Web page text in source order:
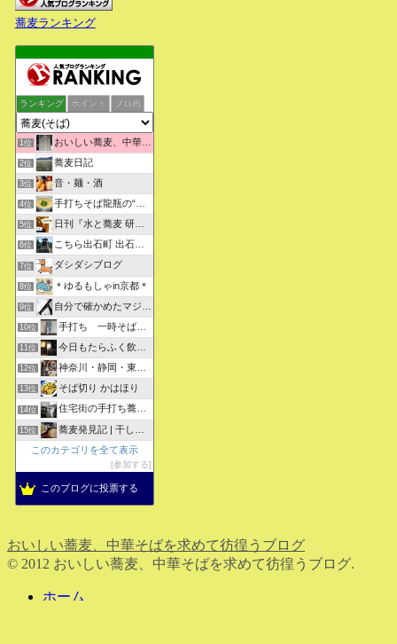
蕎麦ランキング
ランキング ポイント ブロ画
1位 おいしい蕎麦、中華そばを求めて彷徨うブログ
2位 蕎麦日記
3位 音・麺・酒
4位 手打ちそば龍瓶の“いつも心に太陽を”
5位 日刊『水と蕎麦 研究図鑑』
6位 こちら出石町 出石そばの「田中屋食品製造部」
7位 ダシダシブログ
8位 ＊ゆるもしゃin京都＊
9位 自分で確かめたマジな近現代史・グルメな蕎麦・キレイなお花さん
10位 手打ち 一時そば (店主の軟式ホームページ）
11位 今日もたらふく飲んで食べた -湖月四代目嫁日記-
12位 神奈川・静岡・東京の蕎麦屋の評判と口コミ
13位 そば切り かはほり
14位 住宅街の手打ち蕎麦屋三代目ブログ
15位
蕎麦発見記 | 干しそばをメインにしたそばブログ
このカテゴリを全て表示
参加する
このブログに投票する
おいしい蕎麦、中華そばを求めて彷徨うブログ
© 2012 おいしい蕎麦、中華そばを求めて彷徨うブログ.
ホーム